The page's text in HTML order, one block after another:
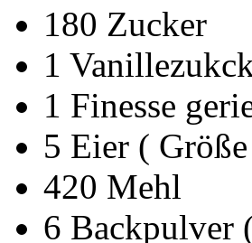
180 Zucker
1
1 Finesse
5 Eier (
420 Mehl
6 Backpulver